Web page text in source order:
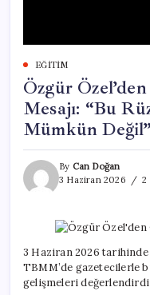
EĞITIM
Özgür
Mesajı: “Bu
Mümkün Değil”
By Can Doğan
3 Haziran 2026
2
3 Haziran 2026 tarihinde
TBMM’de gazetecilerle
gelişmeleri değerlendirdi